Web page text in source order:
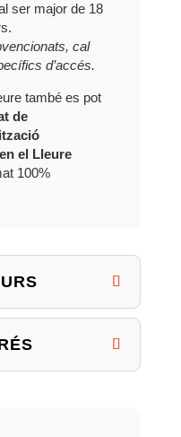
ser major de 18
cal
d’accés.
també es pot
de
el Lleure
100%